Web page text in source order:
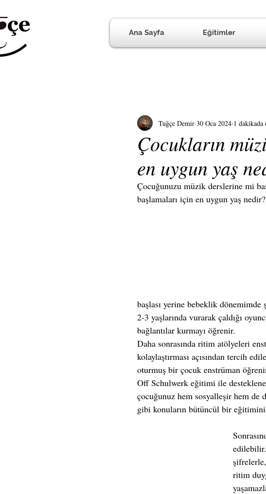
Ana Sayfa Eğitimler
Çocukların
en uygun yaş
Tuğçe Demir 30 Oca 2024 1 dakikada
Çocuğunuzu müzik derslerine mi
başlamaları için en uygun yaş
başlası yerine bebeklik dönemimde
2-3 yaşlarında vurarak çaldığı
bağlantılar kurmayı öğrenir.
Daha sonrasında ritim atölyeleri
kolaylaştırması açısından tercih
oturmuş bir çocuk enstrüman
Off Schulwerk eğitimi ile
çocuğunuz hem sosyalleşir hem
gibi konuların bütüncül bir eğitimini
ritim